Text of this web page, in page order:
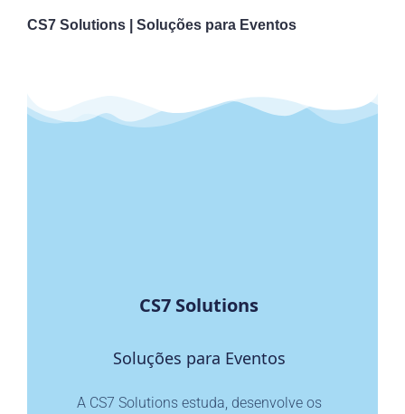
CS7 Solutions | Soluções para Eventos
CS7 Solutions
Soluções para Eventos
A CS7 Solutions estuda, desenvolve os